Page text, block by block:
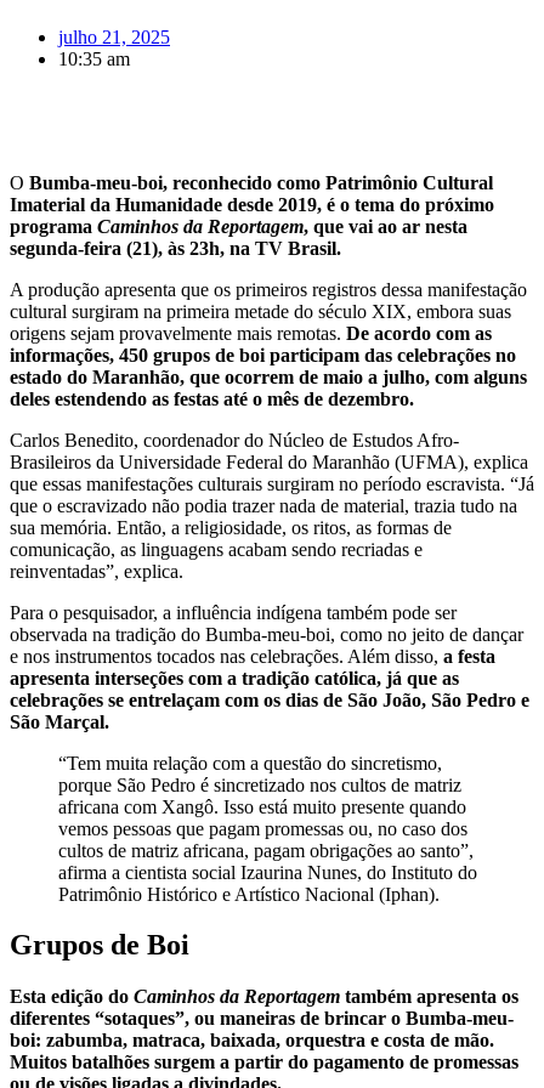
julho 21, 2025
10:35 am
O Bumba-meu-boi, reconhecido como Patrimônio Cultural
Imaterial da Humanidade desde 2019, é o tema do próximo
programa Caminhos da Reportagem, que vai ao ar nesta
segunda-feira (21), às 23h, na TV Brasil.
A produção apresenta que os primeiros registros dessa manifestação
cultural surgiram na primeira metade do século XIX, embora suas
origens sejam provavelmente mais remotas. De acordo com as
informações, 450 grupos de boi participam das celebrações no
estado do Maranhão, que ocorrem de maio a julho, com alguns
deles estendendo as festas até o mês de dezembro.
Carlos Benedito, coordenador do Núcleo de Estudos Afro-
Brasileiros da Universidade Federal do Maranhão (UFMA), explica
que essas manifestações culturais surgiram no período escravista. “Já
que o escravizado não podia trazer nada de material, trazia tudo na
sua memória. Então, a religiosidade, os ritos, as formas de
comunicação, as linguagens acabam sendo recriadas e
reinventadas”, explica.
Para o pesquisador, a influência indígena também pode ser
observada na tradição do Bumba-meu-boi, como no jeito de dançar
e nos instrumentos tocados nas celebrações. Além disso, a festa
apresenta interseções com a tradição católica, já que as
celebrações se entrelaçam com os dias de São João, São Pedro e
São Marçal.
“Tem muita relação com a questão do sincretismo,
porque São Pedro é sincretizado nos cultos de matriz
africana com Xangô. Isso está muito presente quando
vemos pessoas que pagam promessas ou, no caso dos
cultos de matriz africana, pagam obrigações ao santo”,
afirma a cientista social Izaurina Nunes, do Instituto do
Patrimônio Histórico e Artístico Nacional (Iphan).
Grupos de Boi
Esta edição do Caminhos da Reportagem também apresenta os
diferentes “sotaques”, ou maneiras de brincar o Bumba-meu-
boi: zabumba, matraca, baixada, orquestra e costa de mão.
Muitos batalhões surgem a partir do pagamento de promessas